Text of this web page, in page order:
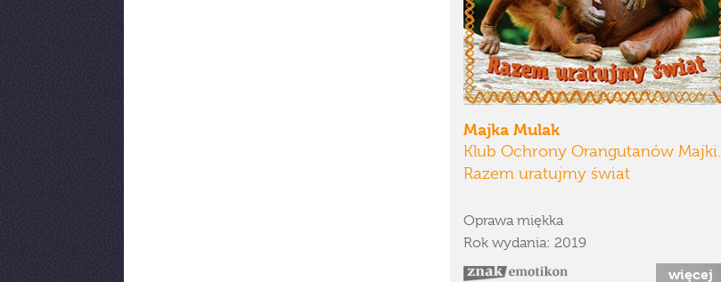
Majka Mulak
Klub Ochrony Orangutanów Majki.
Razem uratujmy świat
Oprawa miękka
Rok wydania: 2019
więcej